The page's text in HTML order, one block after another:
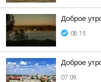
Доброе
08:15
Доброе
07:09